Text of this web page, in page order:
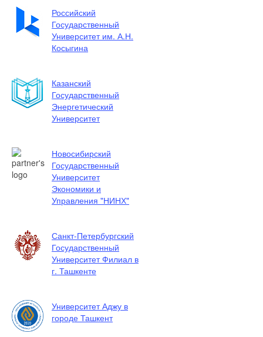
Российский
Государственный
Университет им. А.Н.
Косыгина
Казанский
Государственный
Энергетический
Университет
Новосибирский
Государственный
Университет
Экономики и
Управления "НИНХ"
Санкт-Петербургский
Государственный
Университет Филиал в
г. Ташкенте
Университет Аджу в
городе Ташкент